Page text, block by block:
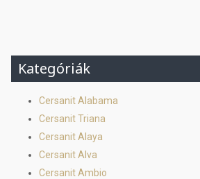
Kategóriák
Cersanit Alabama
Cersanit Triana
Cersanit Alaya
Cersanit Alva
Cersanit Ambio